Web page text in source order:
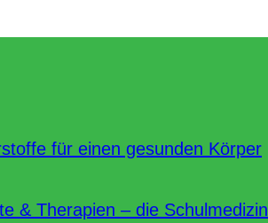
für einen gesunden Körper
& Therapien – die Schulmedizin